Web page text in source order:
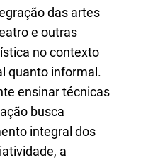
das artes
e outras
no contexto
quanto informal.
ensinar técnicas
busca
integral dos
a